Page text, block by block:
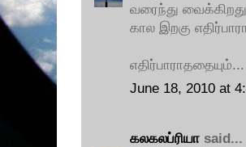
வரைந்து வைக்கிறது
கால இறகு
எதிர்பாராததையும்...
June 18, 2010 at
கலகலப்ரியா said...